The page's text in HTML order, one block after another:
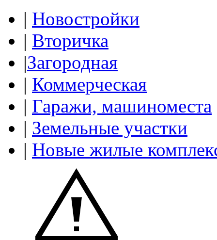
| Новостройки
| Вторичка
|Загородная
| Коммерческая
| Гаражи, машиноместа
| Земельные участки
| Новые жилые